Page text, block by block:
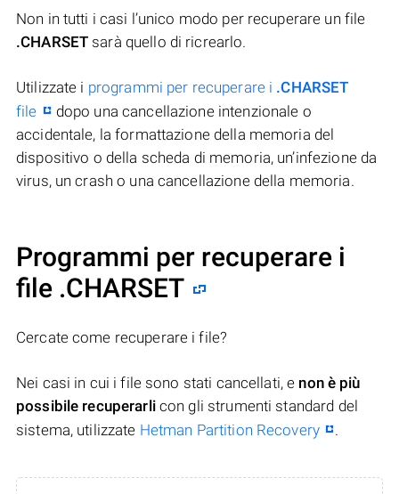
Non in tutti i casi l’unico modo per recuperare un file
.CHARSET sarà quello di ricrearlo.
Utilizzate i programmi per recuperare i .CHARSET
file
dopo una cancellazione intenzionale o
accidentale, la formattazione della memoria del
dispositivo o della scheda di memoria, un’infezione da
virus, un crash o una cancellazione della memoria.
Programmi per recuperare i
file .CHARSET
Cercate come recuperare i file?
Nei casi in cui i file sono stati cancellati, e non è più
possibile recuperarlicon gli strumenti standard del
sistema, utilizzate Hetman Partition Recovery .